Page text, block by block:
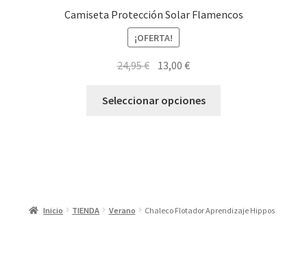
Camiseta Protección Solar Flamencos
¡OFERTA!
24,95€ El
original
13,00€El
actual
Seleccionar opciones
se
Inicio TIENDA Verano Chaleco Flotador Aprendizaje Hippos